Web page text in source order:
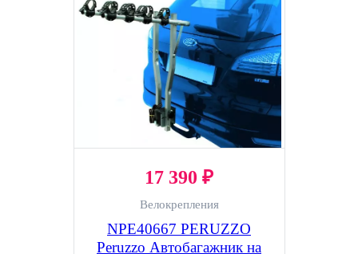
17 390 ₽
Велокрепления
NPE40667 PERUZZO
Peruzzo Автобагажник на